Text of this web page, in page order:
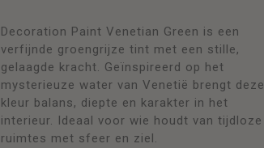
Decoration Paint Venetian Green is een
verfijnde groengrijze tint met een stille,
gelaagde kracht. Geïnspireerd op het
mysterieuze water van Venetië brengt deze
kleur balans, diepte en karakter in het
interieur. Ideaal voor wie houdt van tijdloze
ruimtes met sfeer en ziel.